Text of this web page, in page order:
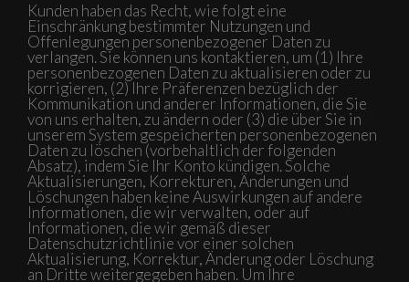
Kunden haben das Recht, wie folgt eine
Einschränkung bestimmter Nutzungen und
Offenlegungen personenbezogener Daten zu
verlangen. Sie können uns kontaktieren, um (1) Ihre
personenbezogenen Daten zu aktualisieren oder zu
korrigieren, (2) Ihre Präferenzen bezüglich der
Kommunikation und anderer Informationen, die Sie
von uns erhalten, zu ändern oder (3) die über Sie in
unserem System gespeicherten personenbezogenen
Daten zu löschen (vorbehaltlich der folgenden
Absatz), indem Sie Ihr Konto kündigen. Solche
Aktualisierungen, Korrekturen, Änderungen und
Löschungen haben keine Auswirkungen auf andere
Informationen, die wir verwalten, oder auf
Informationen, die wir gemäß dieser
Datenschutzrichtlinie vor einer solchen
Aktualisierung, Korrektur, Änderung oder Löschung
an Dritte weitergegeben haben. Um Ihre